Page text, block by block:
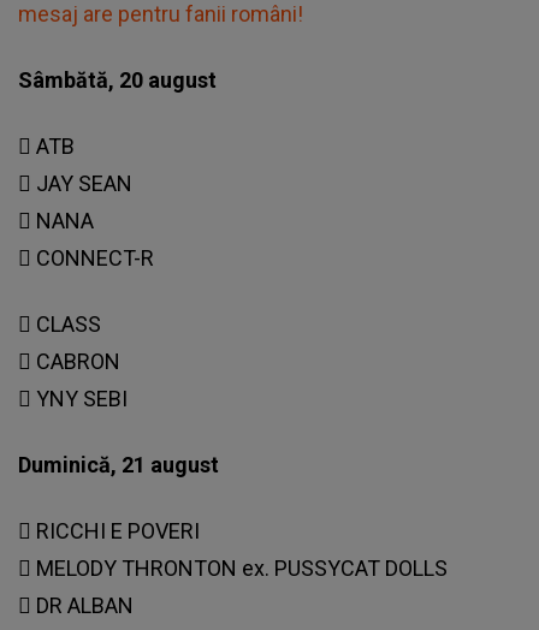
mesaj are pentru fanii români!
Sâmbătă, 20 august
 ATB
 JAY SEAN
 NANA
 CONNECT-R
 CLASS
 CABRON
 YNY SEBI
Duminică, 21 august
 RICCHI E POVERI
 MELODY THRONTON ex. PUSSYCAT DOLLS
 DR ALBAN